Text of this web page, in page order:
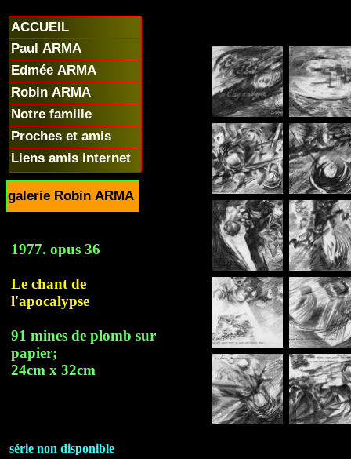
1977. opus 36
Le chant de
l'apocalypse
91 mines de plomb sur
papier;
24cm x 32cm
série non disponible
ACCUEIL
Paul ARMA
Edmée ARMA
Robin ARMA
Notre famille
Proches et amis
Liens amis internet
galerie Robin ARMA